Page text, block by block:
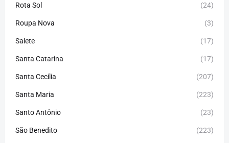
Rota Sol (24)
Roupa Nova (3)
Salete (17)
Santa Catarina (17)
Santa Cecília (207)
Santa Maria (223)
Santo Antônio (23)
São Benedito (223)